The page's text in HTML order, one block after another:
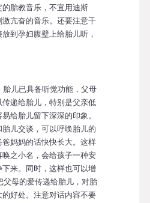
胎教音乐，不宜用迪斯
亢奋的音乐。还要注意千
到孕妇腹壁上给胎儿听，
儿已具备听觉功能，父母
递给胎儿，特别是父亲低
给胎儿留下深深的印象。
儿交谈，可以呼唤胎儿的
妈妈的话快快长大。这样
之小名，会给孩子一种安
来。同时，这样也可以增
父母的爱传递给胎儿，对胎
的好处。注意对话内容不要